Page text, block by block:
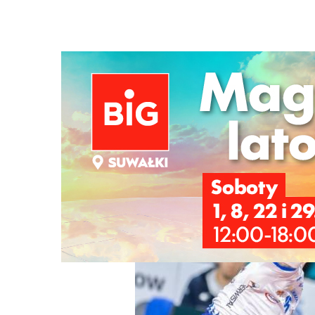
Ścieżka
nawigacyjna
Strona główna
Przełamanie
SPORT 13/12/2025 /0 Komentarzy
Przełamanie Ślepska Malow Suwałki